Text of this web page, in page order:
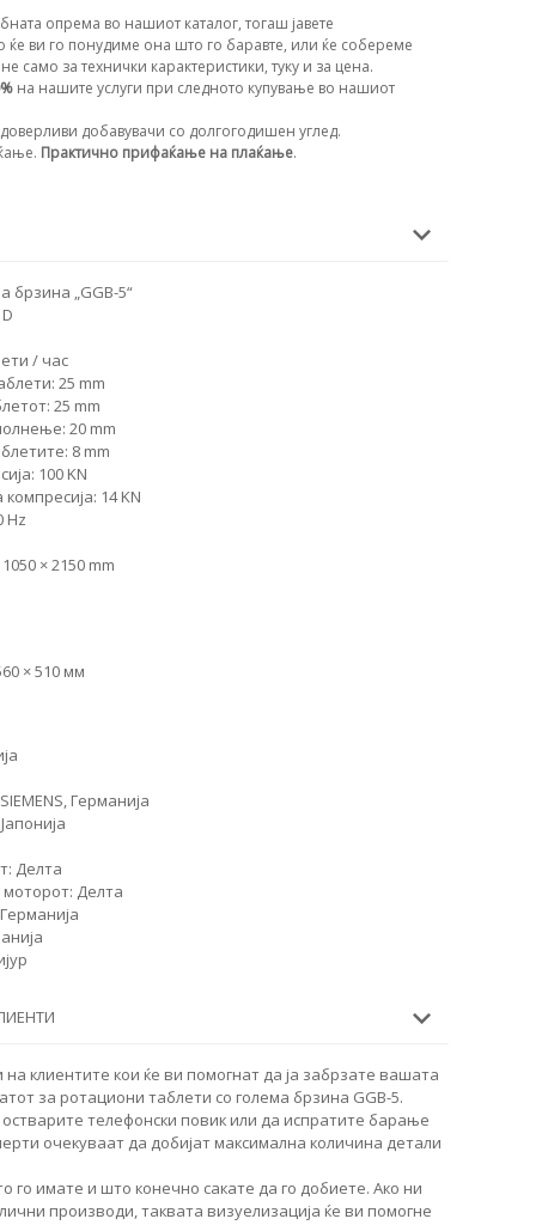
опрема во нашиот каталог, тогаш јавете
ќе ви го понудиме она што го баравте, или ќе собереме
само за технички карактеристики, туку и за цена.
на нашите услуги при следното купување во нашиот
добавувачи со долгогодишен углед.
Практично прифаќање на плаќање.
брзина „GGB-5“
/ час
25 mm
25 mm
20 mm
8 mm
100 KN
14 KN
Hz
× 2150 mm
× 510 мм
Германија
Делта
Делта
клиентите кои ќе ви помогнат да ја забрзате вашата
за ротациони таблети со голема брзина GGB-5.
телефонски повик или да испратите барање
очекуваат да добијат максимална количина детали
го имате и што конечно сакате да го добиете. Ако ни
производи, таквата визуелизација ќе ви помогне